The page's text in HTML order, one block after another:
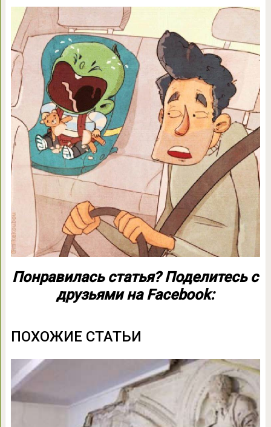
Понравилась статья? Поделитесь с
друзьями на Facebook:
ПОХОЖИЕ СТАТЬИ